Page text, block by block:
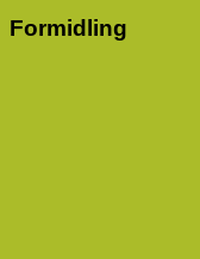
Formidling